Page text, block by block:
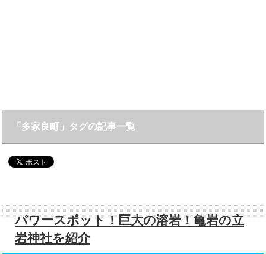
「多家良町」タグの記事一覧
パワースポット！巨大の溶岩！亀岩の立
岩神社を紹介